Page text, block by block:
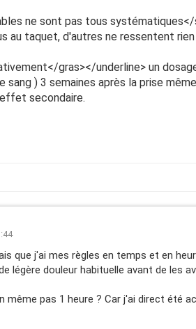
ne sont pas tous systématiques</
au taquet, d'autres ne ressentent
gras></underline> un
sang ) 3 semaines après la prise
secondaire.
que j'ai mes règles en temps et en
légère douleur habituelle avant de les
pas 1 heure ? Car j'ai direct été